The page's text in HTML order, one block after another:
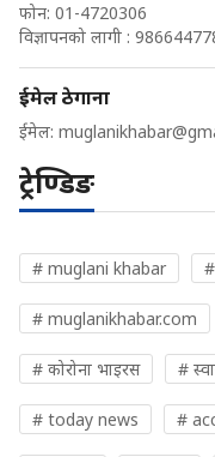
फोन: 01-4720306
विज्ञापनको लागी :
ईमेल ठेगाना
ईमेल:
ट्रेण्डिङ
# muglani khabar
# muglanikhabar.com
# कोरोना भाइरस #
# today news #